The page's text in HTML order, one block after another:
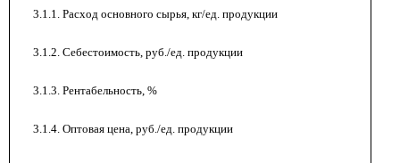
3.1.1. Расход основного сырья, кг/ед. продукции
3.1.2. Себестоимость, руб./ед. продукции
3.1.3. Рентабельность, %
3.1.4. Оптовая цена, руб./ед. продукции